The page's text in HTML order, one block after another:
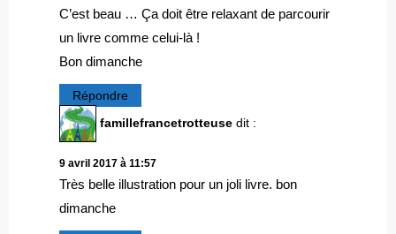
C’est beau … Ça doit être relaxant de parcourir
un livre comme celui-là !
Bon dimanche
Répondre
famillefrancetrotteuse dit :
9 avril 2017 à 11:57
Très belle illustration pour un joli livre. bon
dimanche